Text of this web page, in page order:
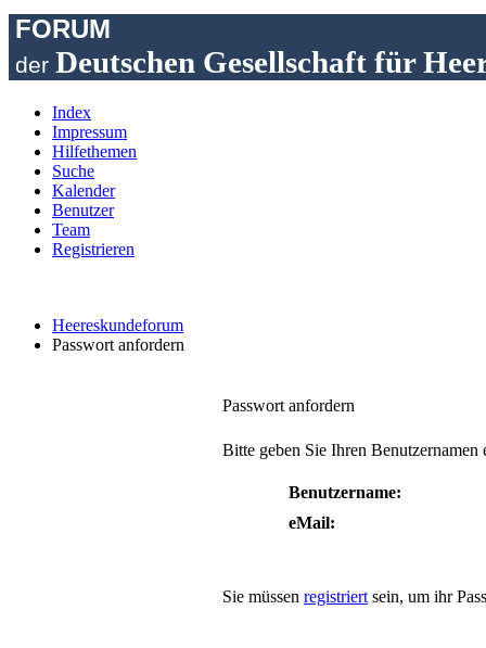
FORUM
der Deutschen Gesellschaft für
Index
Impressum
Hilfethemen
Suche
Kalender
Benutzer
Team
Registrieren
Heereskundeforum
Passwort anfordern
Passwort anfordern
Bitte geben Sie Ihren Benutzernamen
Benutzername:
eMail:
Sie müssen registriert sein, um ihr